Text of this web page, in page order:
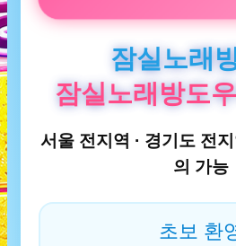
잠실노래
잠실노래방도
서울 전지역 · 경기도 전
의 가능
초보 환